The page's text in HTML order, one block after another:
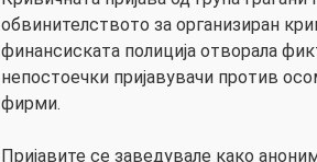
обвинителството за организиран
финансиската полиција отворала
непостоечки пријавувачи против
фирми.
Пријавите се заведувале како